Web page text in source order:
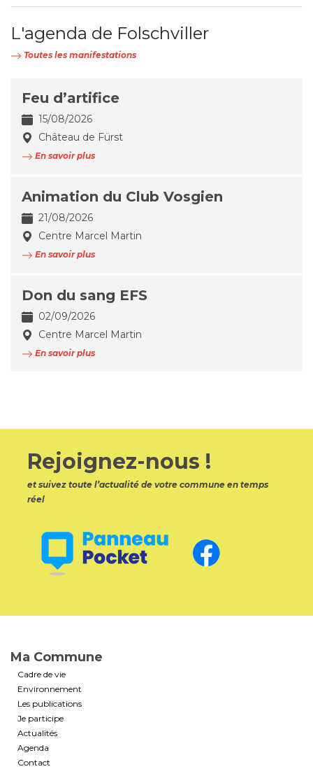
L'agenda de Folschviller
Toutes les manifestations
Feu d’artifice
15/08/2026
Château de Fürst
En savoir plus
Animation du Club Vosgien
21/08/2026
Centre Marcel Martin
En savoir plus
Don du sang EFS
02/09/2026
Centre Marcel Martin
En savoir plus
Rejoignez-nous !
et suivez toute l’actualité de votre commune en temps
réel
Ma Commune
Cadre de vie
Environnement
Les publications
Je participe
Actualités
Agenda
Contact